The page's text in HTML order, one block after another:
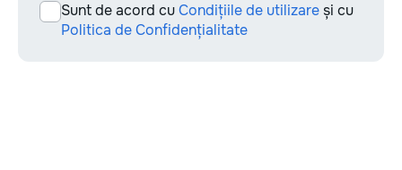
Sunt de acord cuCondițiile de utilizareși cu
Politica de Confidențialitate